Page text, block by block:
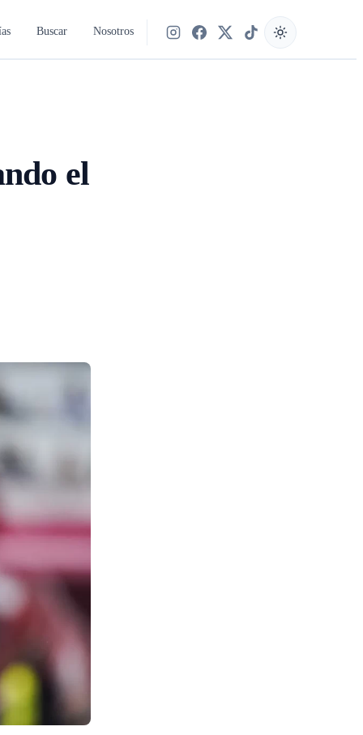
Buscar Nosotros
Síguenos en Instagram
Síguenos en Facebook
Síguenos en X
Síguenos en TikTok
el